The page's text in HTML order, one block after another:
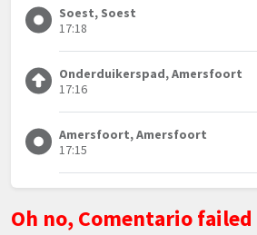
Soest, Soest
17:18
Onderduikerspad, Amersfoort
17:16
Amersfoort, Amersfoort
17:15
Oh no, Comentario